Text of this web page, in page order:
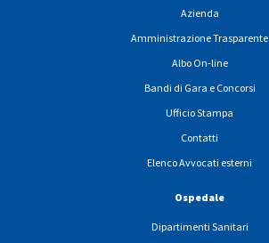
Azienda
Amministrazione Trasparente
Albo On-line
Bandi di Gara e Concorsi
Ufficio Stampa
Contatti
Elenco Avvocati esterni
Ospedale
Dipartimenti Sanitari